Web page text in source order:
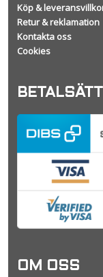
Köp &
Retur & reklamation
Kontakta oss
Cookies
BETALSÄTT
OM OSS